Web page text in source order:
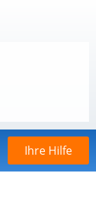
Ihre Hilfe